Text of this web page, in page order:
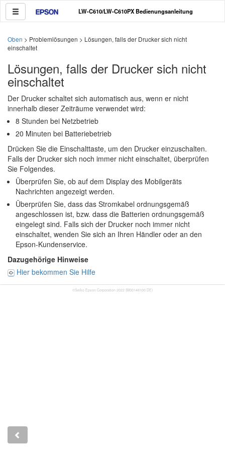
LW-C610/LW-C610PX Bedienungsanleitung
Oben > Problemlösungen > Lösungen, falls der Drucker sich nicht
einschaltet
Lösungen, falls der Drucker sich nicht
einschaltet
Der Drucker schaltet sich automatisch aus, wenn er nicht
innerhalb dieser Zeiträume verwendet wird:
8 Stunden bei Netzbetrieb
20 Minuten bei Batteriebetrieb
Drücken Sie die Einschalttaste, um den Drucker einzuschalten.
Falls der Drucker sich noch immer nicht einschaltet, überprüfen
Sie Folgendes.
Überprüfen Sie, ob auf dem Display des Mobilgeräts
Nachrichten angezeigt werden.
Überprüfen Sie, dass das Stromkabel ordnungsgemäß
angeschlossen ist, bzw. dass die Batterien ordnungsgemäß
eingelegt sind. Falls sich der Drucker noch immer nicht
einschaltet, wenden Sie sich an Ihren Händler oder an den
Epson-Kundenservice.
Dazugehörige Hinweise
Hier bekommen Sie Hilfe
©Seiko Epson Corporation 2022 (M00148100 DE)